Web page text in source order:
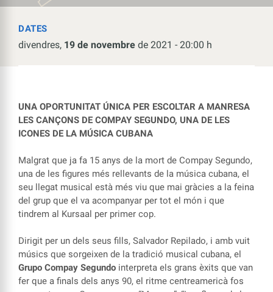
DATES
divendres, 19 de novembre de 2021 - 20:00 h
UNA OPORTUNITAT ÚNICA PER ESCOLTAR A MANRESA
LES CANÇONS DE COMPAY SEGUNDO, UNA DE LES
ICONES DE LA MÚSICA CUBANA
Malgrat que ja fa 15 anys de la mort de Compay Segundo,
una de les figures més rellevants de la música cubana, el
seu llegat musical està més viu que mai gràcies a la feina
del grup que el va acompanyar per tot el món i que
tindrem al Kursaal per primer cop.
Dirigit per un dels seus fills, Salvador Repilado, i amb vuit
músics que sorgeixen de la tradició musical cubana, el
Grupo Compay Segundo interpreta els grans èxits que van
fer que a finals dels anys 90, el ritme centreamericà fos